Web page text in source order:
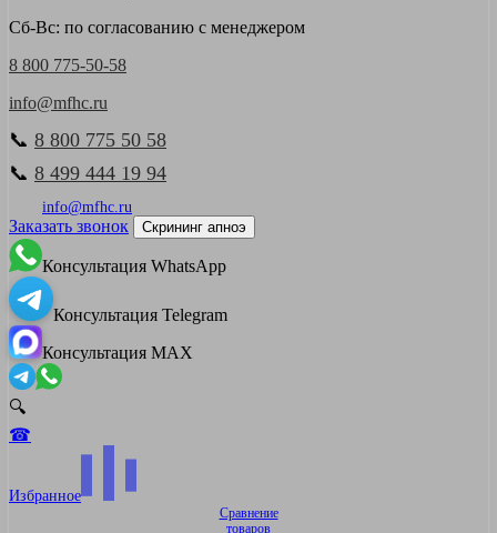
Сб-Вс: по согласованию с менеджером
8 800 775-50-58
info@mfhc.ru
📞 8 800 775 50 58
📞 8 499 444 19 94
info@mfhc.ru
Заказать звонок Скрининг апноэ
Консультация WhatsApp
Консультация Telegram
Консультация MAX
🔍
☎
Избранное
Сравнение
товаров